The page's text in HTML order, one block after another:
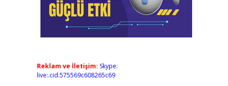
Reklam ve İletişim: Skype:
live:.cid.575569c608265c69